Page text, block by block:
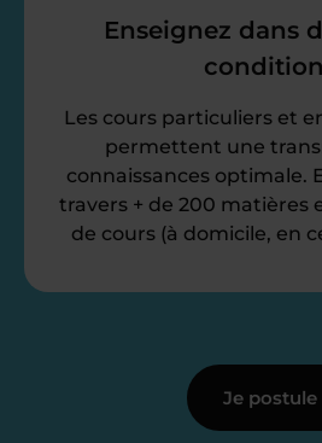
Enseignez dans
Les cours particuliers et
permettent une
connaissances optimale.
travers + de 200 matières
de cours (à domicile, en
Je postule